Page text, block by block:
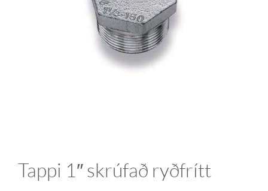
Tappi 1″ skrúfað ryðfrítt